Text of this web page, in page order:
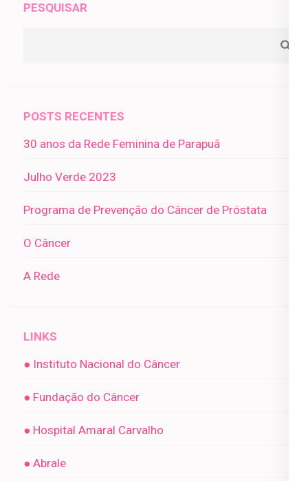
PESQUISAR
POSTS RECENTES
30 anos da Rede Feminina de Parapuã
Julho Verde 2023
Programa de Prevenção do Câncer de Próstata
O Câncer
A Rede
LINKS
● Instituto Nacional do Câncer
● Fundação do Câncer
● Hospital Amaral Carvalho
● Abrale